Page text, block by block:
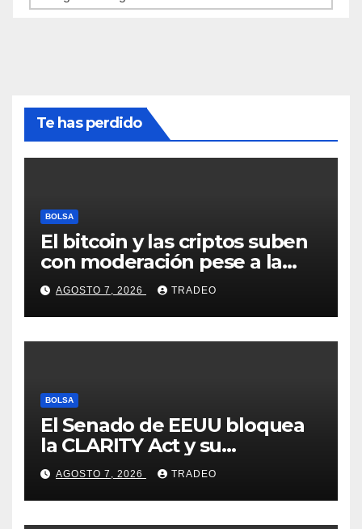
Te has perdido
BOLSA
El bitcoin y las criptos suben
con moderación pese a la
incertidumbre en Oriente
Medio
AGOSTO 7, 2026 TRADEO
BOLSA
El Senado de EEUU bloquea
la CLARITY Act y su
aprobación en 2026 peligra
AGOSTO 7, 2026 TRADEO